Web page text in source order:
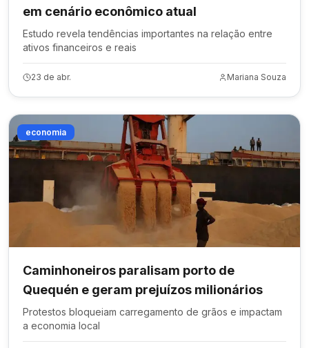
em cenário econômico atual
Estudo revela tendências importantes na relação entre
ativos financeiros e reais
23 de abr. Mariana Souza
economia
Caminhoneiros paralisam porto de
Quequén e geram prejuízos milionários
Protestos bloqueiam carregamento de grãos e impactam
a economia local